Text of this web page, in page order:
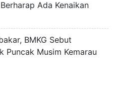
Ada Kenaikan
BMKG Sebut
Puncak Musim Kemarau